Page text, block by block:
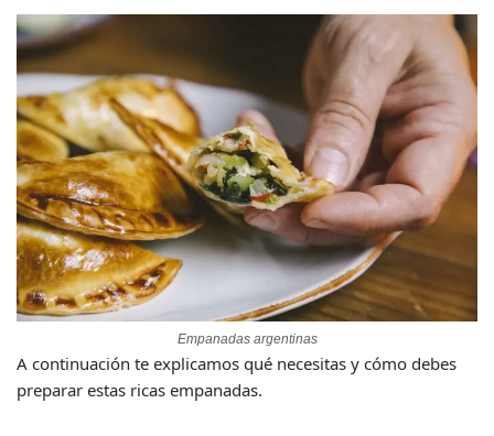
Empanadas argentinas
A continuación te explicamos qué necesitas y cómo debes
preparar estas ricas empanadas.